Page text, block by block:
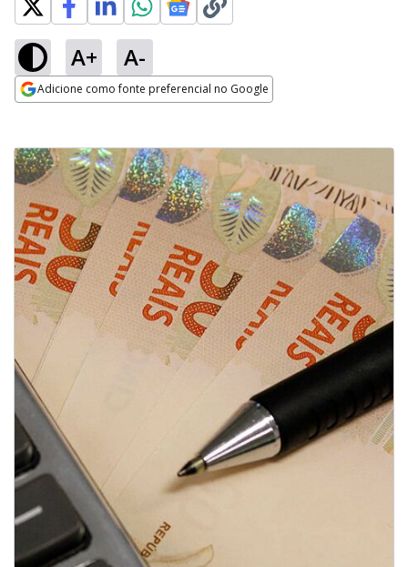
A+ A-
Adicione como fonte preferencial no Google